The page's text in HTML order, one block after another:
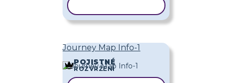
Journey Map Info-1
POJISTNÉ
ROZVRŽENÍ